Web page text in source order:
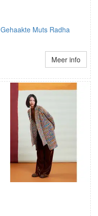
Gehaakte Muts Radha
Meer info